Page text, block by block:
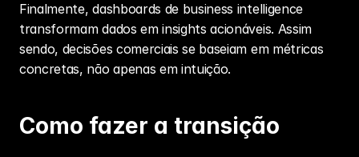
Finalmente, dashboards de business intelligence
transformam dados em insights acionáveis. Assim
sendo, decisões comerciais se baseiam em métricas
concretas, não apenas em intuição.
Como fazer a transição